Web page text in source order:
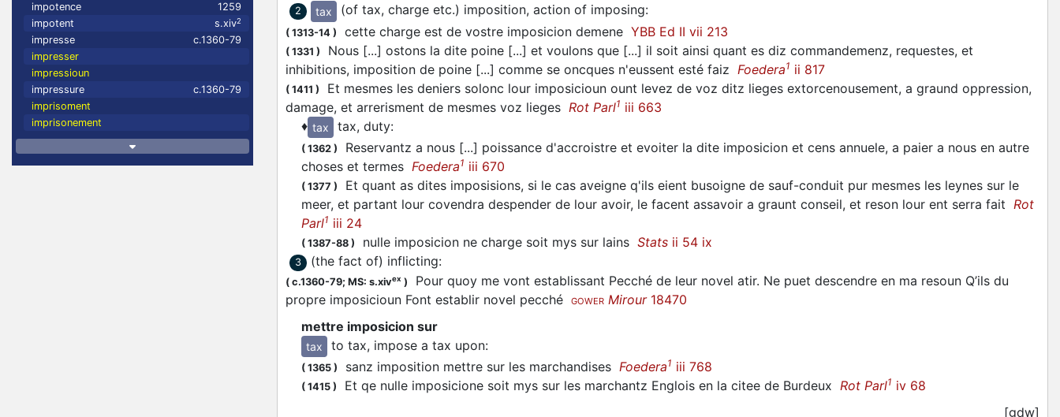
impotence
1259
impotent
s.xiv2
impresse
c.1360-79
impresser
impressioun
impressure
c.1360-79
imprisoment
imprisonement
2 tax (of tax, charge etc.) imposition, action of imposing:
( 1313-14 ) cette charge est de vostre imposicion demene YBB Ed II vii 213
( 1331 )
Nous [...] ostons la dite poine [...] et voulons que [...] il soit ainsi quant es diz commandemenz, requestes, et
inhibitions, imposition de poine [...] comme se oncques n'eussent esté faiz Foedera1 ii 817
( 1411 )
Et mesmes les deniers solonc lour imposicioun ount levez de voz ditz lieges extorcenousement, a graund oppression,
damage, et arrerisment de mesmes voz lieges Rot Parl1 iii 663
♦ tax tax, duty:
( 1362 )
Reservantz a nous [...] poissance d'accroistre et evoiter la dite imposicion et cens annuele, a paier a nous en autre
choses et termes Foedera1 iii 670
( 1377 )
Et quant as dites imposisions, si le cas aveigne q'ils eient busoigne de sauf-conduit pur mesmes les leynes sur le
meer, et partant lour covendra despender de lour avoir, le facent assavoir a graunt conseil, et reson lour ent serra fait Rot
Parl1 iii 24
( 1387-88 ) nulle imposicion ne charge soit mys sur lains Stats ii 54 ix
3 (the fact of) inflicting:
( c.1360-79; MS: s.xivex )
Pour quoy me vont establissant Pecché de leur novel atir. Ne puet descendre en ma resoun Q’ils du
propre imposicioun Font establir novel pecché
GOWER Mirour18470
mettre imposicion sur
tax to tax, impose a tax upon:
( 1365 ) sanz imposition mettre sur les marchandises Foedera1 iii 768
( 1415 ) Et qe nulle imposicione soit mys sur les marchantz Englois en la citee de Burdeux Rot Parl1 iv 68
[gdw]